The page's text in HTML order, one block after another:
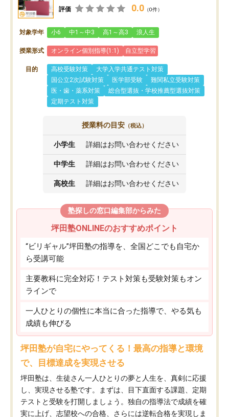
評価 0.0 （0件）
対象学年 小6 中1～中3 高1～高3 浪人生
授業形式 オンライン個別指導(1:1) 自立型学習
目的 高校受験対策
大学入学共通テスト対策
国公立2次試験対策
医学部受験
難関私立受験対策
医・歯・薬系対策
総合型選抜・学校推薦型選抜対策
定期テスト対策
授業料の目安 （税込）
小学生 詳細はお問い合わせください
中学生 詳細はお問い合わせください
高校生 詳細はお問い合わせください
塾探しの窓口編集部からみた
坪田塾ONLINEのおすすめポイント
“ビリギャル”坪田塾の指導を、全国どこでも自宅か
ら受講可能
主要教科に完全対応！テスト対策も受験対策もオン
ラインで
一人ひとりの個性に本当に合った指導で、やる気も
成績も伸びる
坪田塾が自宅にやってくる！最高の指導と環境
で、目標達成を実現させる
坪田塾は、生徒さん一人ひとりの夢と人生を、真剣に応援
し、実現させる塾です。まずは、目下直面する課題、定期
テストと受験を打開しましょう。独自の指導法で成績を確
実に上げ、志望校への合格、さらには逆転合格を実現しま